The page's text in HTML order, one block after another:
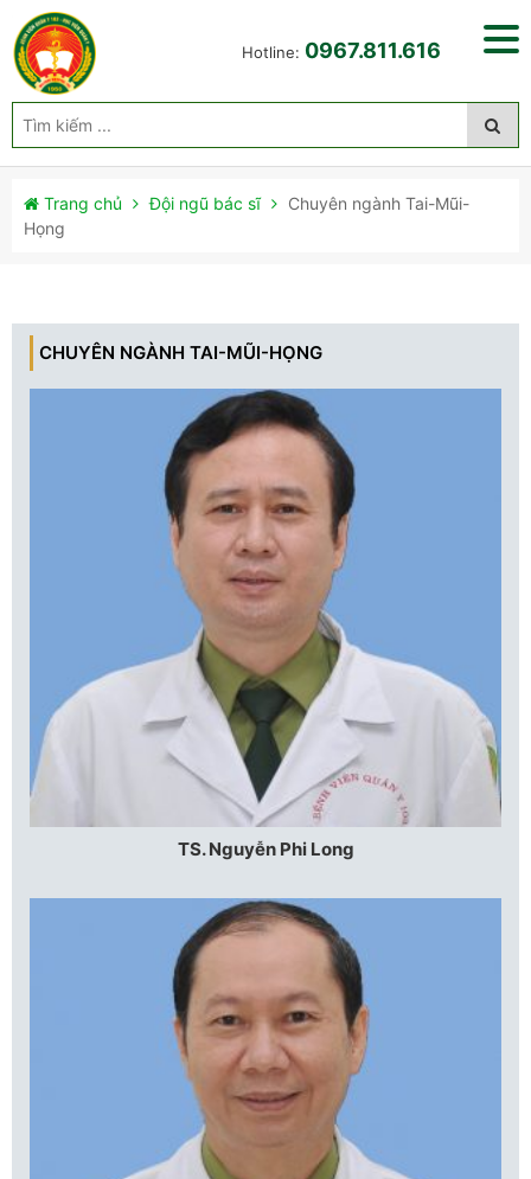
Hotline: 0967.811.616
Trang chủ Đội ngũ bác sĩ
Chuyên ngành Tai-Mũi-
Họng
CHUYÊN NGÀNH TAI-MŨI-HỌNG
TS. Nguyễn Phi Long